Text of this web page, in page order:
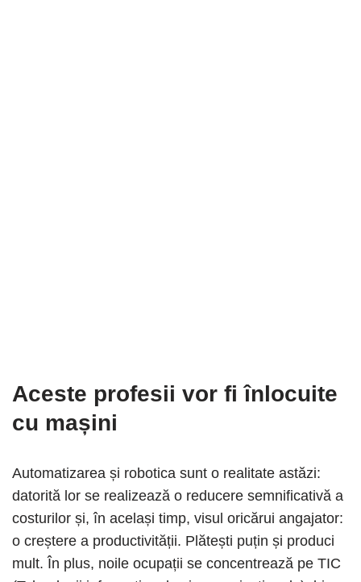
Aceste profesii vor fi înlocuite
cu mașini
Automatizarea și robotica sunt o realitate astăzi:
datorită lor se realizează o reducere semnificativă a
costurilor și, în același timp, visul oricărui angajator:
o creștere a productivității. Plătești puțin și produci
mult. În plus, noile ocupații se concentrează pe TIC